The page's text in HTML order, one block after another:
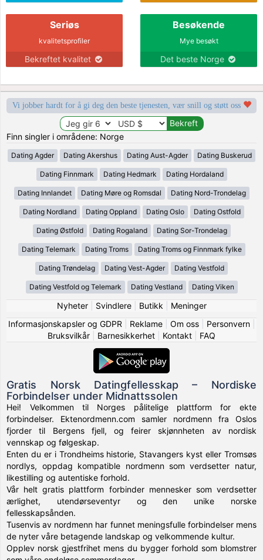
Seriøs
kvalitetsprofiler
Bekreftet kvalitet
Besøkende
Mye besøkt
Det beste Norge
Vi jobber hardt for å gi deg den beste tjenesten, vær snill og støtt oss
Finn singler i områdene: Norge
Dating Agder Dating Akershus Dating Aust-Agder Dating Buskerud
Dating Finnmark Dating Hedmark Dating Hordaland
Dating Innlandet Dating Møre og Romsdal Dating Nord-Trondelag
Dating Nordland Dating Oppland Dating Oslo Dating Ostfold
Dating Østfold Dating Rogaland Dating Sor-Trondelag
Dating Telemark Dating Troms Dating Troms og Finnmark fylke
Dating Trøndelag Dating Vest-Agder Dating Vestfold
Dating Vestfold og Telemark Dating Vestland Dating Viken
Nyheter| Svindlere| Butikk
Meninger
Informasjonskapsler og GDPR
Reklame| Om oss| Personvern|
Bruksvilkår
Barnesikkerhet Kontakt FAQ
Gratis Norsk Datingfellesskap – Nordiske
Forbindelser under Midnattssolen
Hei! Velkommen til Norges pålitelige plattform for ekte
forbindelser. Ektenordmenn.com samler nordmenn fra Oslos
fjorder til Bergens fjell, og feirer skjønnheten av nordisk
vennskap og følgeskap.
Enten du er i Trondheims historie, Stavangers kyst eller Tromsøs
nordlys, oppdag kompatible nordmenn som verdsetter natur,
likestilling og autentiske forhold.
Vår helt gratis plattform forbinder mennesker som verdsetter
ærlighet, utendørseventyr og den unike norske
fellesskapsånden.
Tusenvis av nordmenn har funnet meningsfulle forbindelser mens
de nyter våre betagende landskap og velkommende kultur.
Opplev norsk gjestfrihet mens du bygger forhold som blomstrer